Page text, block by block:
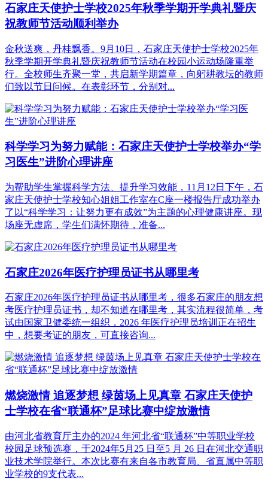
石家庄天使护士学校2025年秋季学期开学典礼暨庆
祝教师节活动顺利举办
金秋送爽，丹桂飘香。9月10日，石家庄天使护士学校2025年
秋季学期开学典礼暨庆祝教师节活动在校园小运动场隆重举
行。全校师生齐聚一堂，共启新学期篇章，向躬耕教坛的教师
们致以节日问候。在表彰环节，分别对...
科学学习为努力赋能：石家庄天使护士学校举办“学
习医生”进阶心理讲座
为帮助学生掌握科学方法、提升学习效能，11月12日下午，石
家庄天使护士学校知心姐姐工作室在C座一楼报告厅成功举办
了以“科学学习：让努力更有成效”为主题的心理健康讲座。现
场座无虚席，学生们满怀期待，准备...
石家庄2026年医疗护理员证书从哪里考
石家庄2026年医疗护理员证书从哪里考，很多石家庄的朋友想
考医疗护理员证书，却不知道在哪里考，其实流程很简单，考
试由国家卫健委统一组织，2026 年医疗护理员培训正在招生
中，想要考证的朋友，可直接咨询...
燃烧激情 追逐梦想 绿茵场上见真章 石家庄天使护
士学校在省“联通杯”足球比赛中绽放激情
由河北省教育厅主办的2024 年河北省“联通杯”中等职业学校
校园足球预选赛，于2024年5月25 日至5 月 26 日在河北交通职
业技术学院举行。本次比赛有来自各市教育局、省直属中等职
业学校的9支代表...